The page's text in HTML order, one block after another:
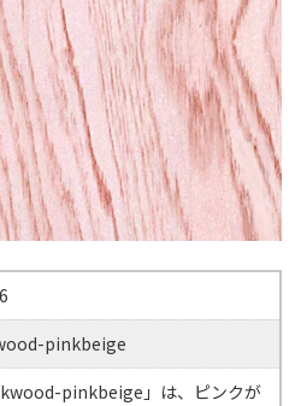
pinkbeige
pinkbeige」は、ピンクが